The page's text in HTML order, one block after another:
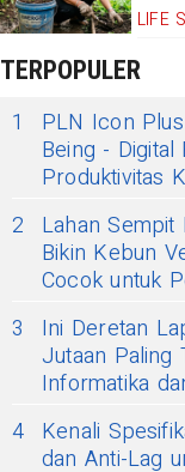
LIFE
TERPOPULER
1
PLN Icon
Being -
Produktivitas
2
Lahan Sempit
Bikin Kebun
Cocok untuk
3
Ini Deretan
Jutaan Paling
Informatika
4 Kenali
dan Anti-Lag